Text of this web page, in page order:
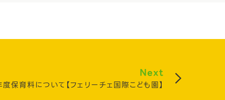
Next
保育料について【フェリーチェ国際こども園】